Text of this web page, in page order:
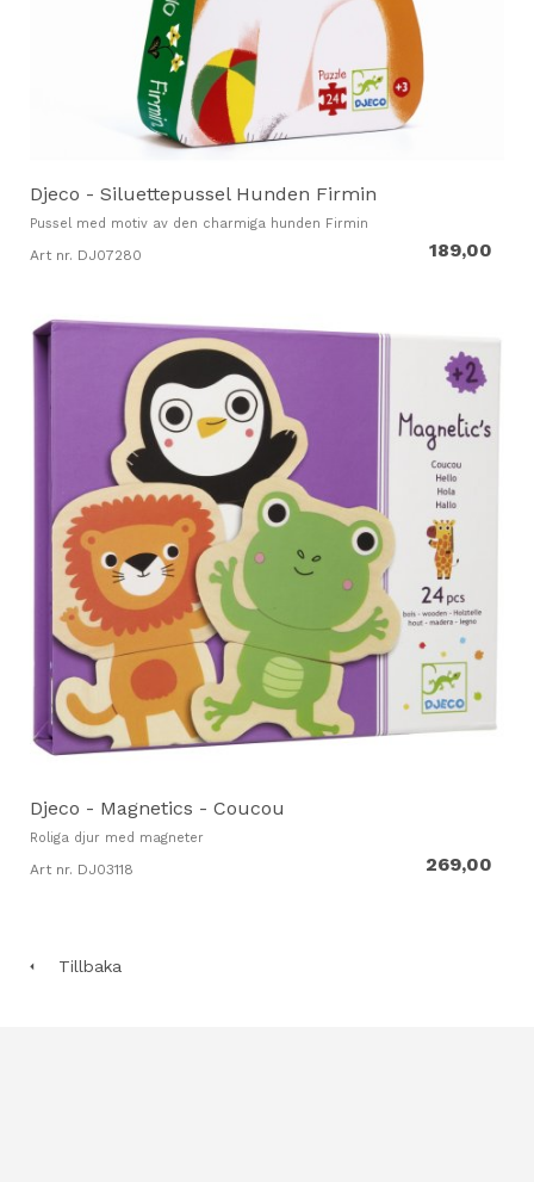
Djeco - Siluettepussel Hunden Firmin
Pussel med motiv av den charmiga hunden Firmin
Art nr. DJ07280 189,00
Djeco - Magnetics - Coucou
Roliga djur med magneter
Art nr. DJ03118 269,00
Tillbaka